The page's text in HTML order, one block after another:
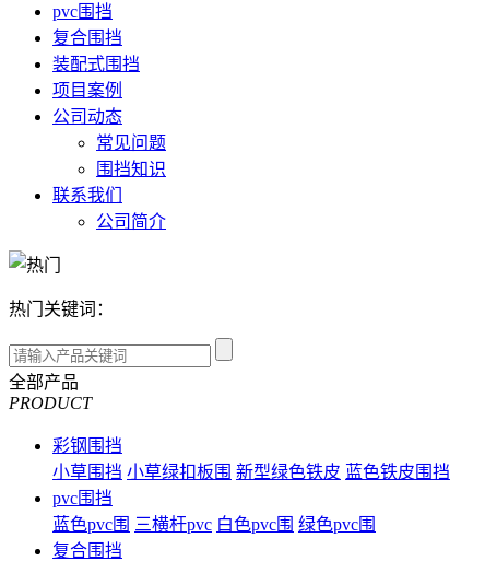
pvc围挡
复合围挡
装配式围挡
项目案例
公司动态
常见问题
围挡知识
联系我们
公司简介
热门关键词：
全部产品
PRODUCT
彩钢围挡
小草围挡 小草绿扣板围 新型绿色铁皮 蓝色铁皮围挡
pvc围挡
蓝色pvc围 三横杆pvc 白色pvc围 绿色pvc围
复合围挡